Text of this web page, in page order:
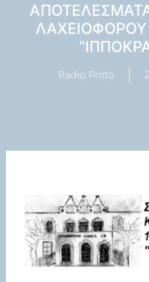
ΛΑΧΕΙΟΦΟΡΟΥ
Radio Proto